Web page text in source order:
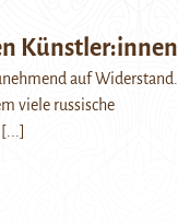
Künstler:innen
auf Widerstand.
viele russische
[...]